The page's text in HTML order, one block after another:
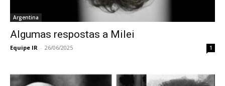
Argentina
Algumas respostas a Milei
Equipe IR - 26/06/2025 1